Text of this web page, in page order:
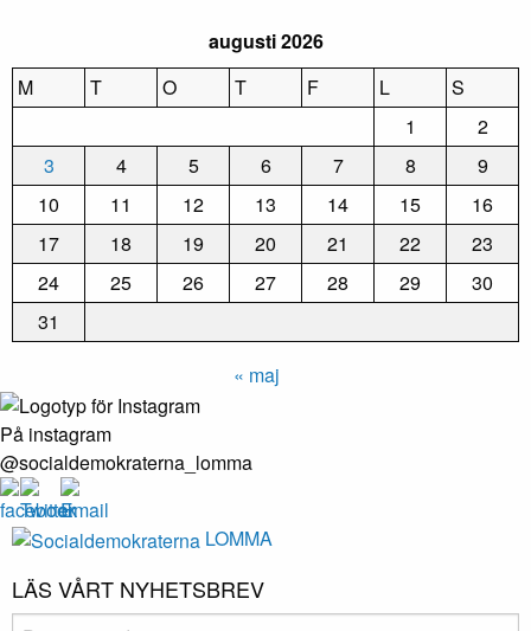
augusti 2026
M
T O T F L
S
1
2
3
4 5 6 7 8
9
10
11 12 13 14 15
16
17
18 19 20 21 22
23
24
25 26 27 28 29
30
31
« maj
På instagram
@socialdemokraterna_lomma
LOMMA
LÄS VÅRT NYHETSBREV